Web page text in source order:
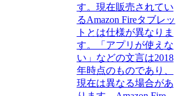
す。現在販売されてい
るAmazon Fireタブレッ
トとは仕様が異なりま
す。「アプリが使えな
い」などの文言は2018
年時点のものであり、
現在は異なる場合があ